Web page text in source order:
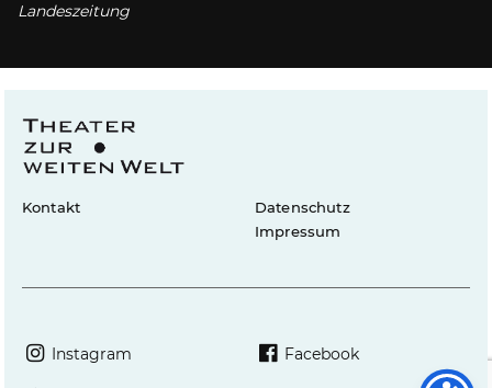
Landeszeitung
Kontakt
Datenschutz
Impressum
Instagram Facebook